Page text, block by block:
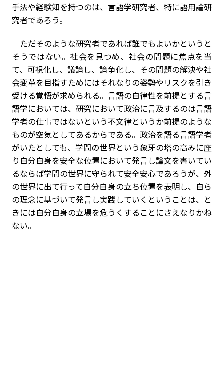
手法や経験知を持つのは、言語学研究者、特に語用論研
究者であろう。
ただそのような研究者であれば誰でもよいかというと
そうではない。社会を見つめ、社会の問題に焦点を当
て、可視化し、議論し、論争化し、その問題の解決や社
会変革を目指すためにはそれなりの姿勢やリスクを引き
受ける覚悟が求められる。言語の自律性を前提とする言
語学においては、研究において政治に言及するのは言語
学者の仕事ではないという不文律というか前提のような
ものが空気としてあるからである。政治を語る言語学者
がいたとしても、学問の世界という象牙の塔の高みに座
り自分自身を安全な位置において発言し論文を書いてい
るならば学問の世界に守られて安全安心であろうが、外
の世界に出て行って自分自身の立ち位置を表明し、自ら
の理念に基づいて発言し実践していくということは、と
きには自分自身の立場を危うくすることにさえなりかね
ない。